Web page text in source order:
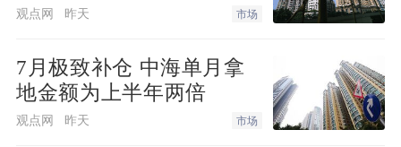
观点网 昨天 市场
7月极致补仓 中海单月拿
地金额为上半年两倍
观点网 昨天 市场